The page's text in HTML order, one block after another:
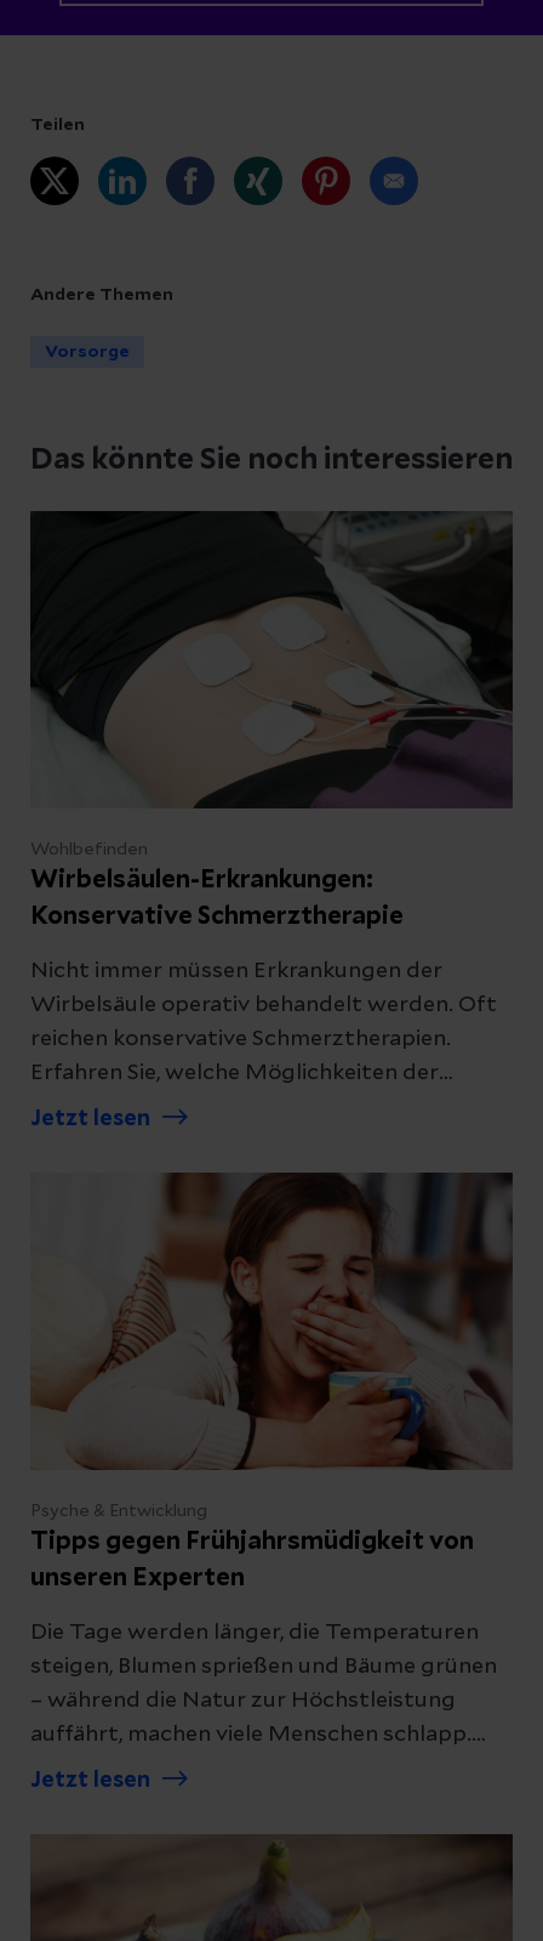
Teilen
Andere Themen
Vorsorge
Das könnte Sie noch interessieren
Wohlbefinden
Wirbelsäulen-Erkrankungen:
Konservative Schmerztherapie
Nicht immer müssen Erkrankungen der
Wirbelsäule operativ behandelt werden. Oft
reichen konservative Schmerztherapien.
Erfahren Sie, welche Möglichkeiten der
Behandlung es gibt.
Jetzt lesen
Psyche & Entwicklung
Tipps gegen Frühjahrsmüdigkeit von
unseren Experten
Die Tage werden länger, die Temperaturen
steigen, Blumen sprießen und Bäume grünen
– während die Natur zur Höchstleistung
auffährt, machen viele Menschen schlapp.
Wir erklären Ihnen, was müde Menschen
Jetzt lesen